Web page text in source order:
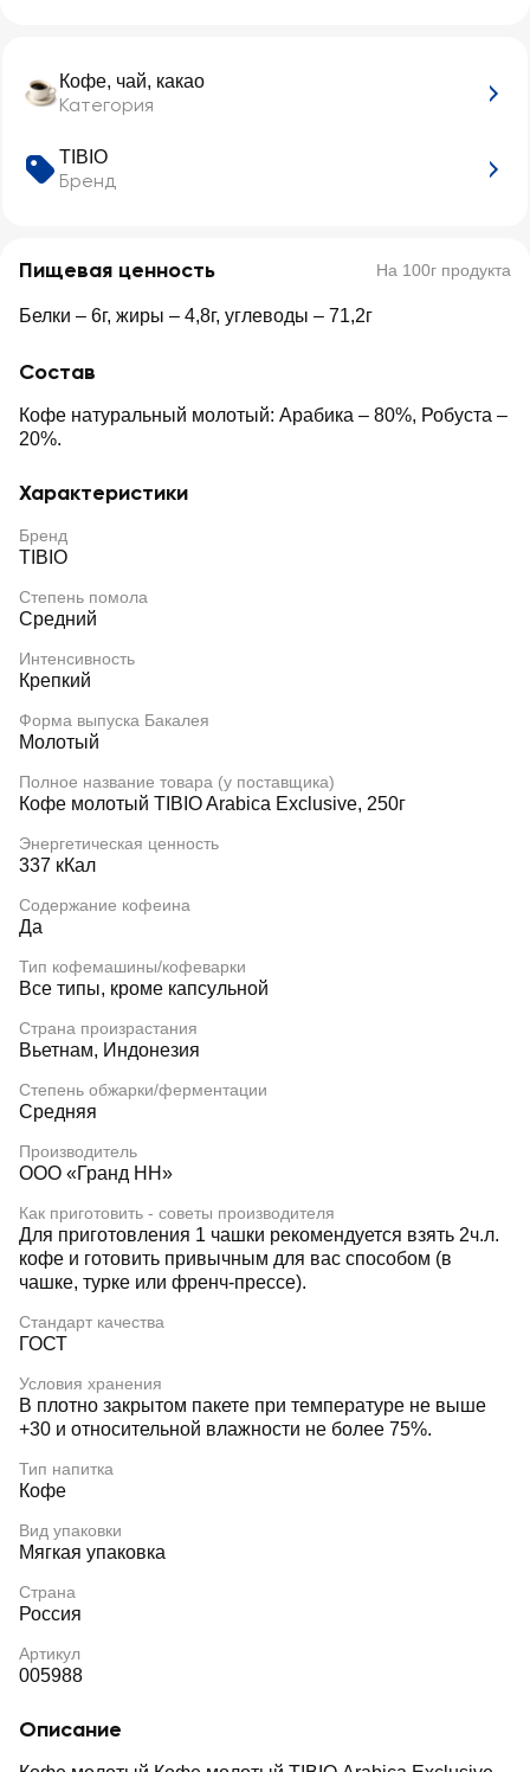
Кофе, чай, какао
Категория
TIBIO
Бренд
Пищевая ценность На 100г продукта
Белки – 6г, жиры – 4,8г, углеводы – 71,2г
Состав
Кофе натуральный молотый: Арабика – 80%, Робуста –
20%.
Характеристики
Бренд
TIBIO
Степень помола
Средний
Интенсивность
Крепкий
Форма выпуска Бакалея
Молотый
Полное название товара (у поставщика)
Кофе молотый TIBIO Arabica Exclusive, 250г
Энергетическая ценность
337 кКал
Содержание кофеина
Да
Тип кофемашины/кофеварки
Все типы, кроме капсульной
Страна произрастания
Вьетнам, Индонезия
Степень обжарки/ферментации
Средняя
Производитель
ООО «Гранд НН»
Как приготовить - советы производителя
Для приготовления 1 чашки рекомендуется взять 2ч.л.
кофе и готовить привычным для вас способом (в
чашке, турке или френч-прессе).
Стандарт качества
ГОСТ
Условия хранения
В плотно закрытом пакете при температуре не выше
+30 и относительной влажности не более 75%.
Тип напитка
Кофе
Вид упаковки
Мягкая упаковка
Страна
Россия
Артикул
005988
Описание